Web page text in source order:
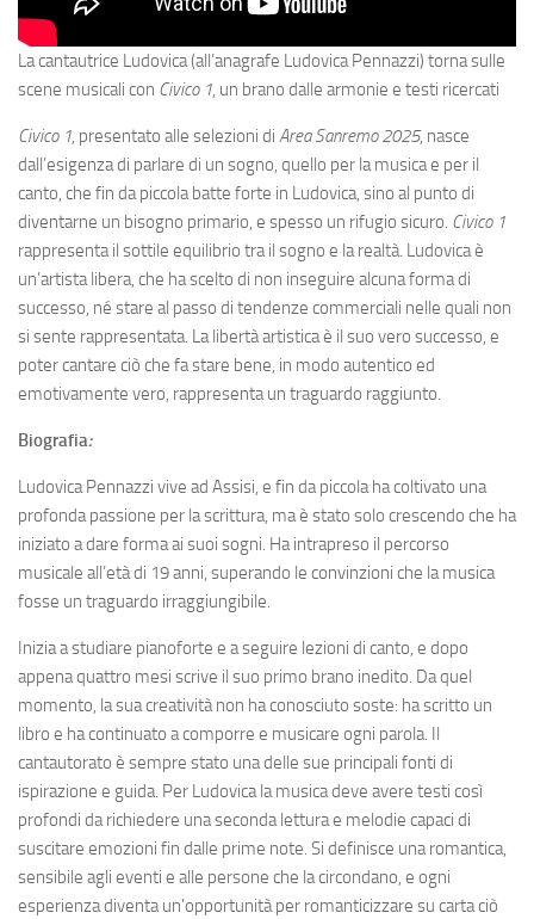
La cantautrice Ludovica (all’anagrafe Ludovica Pennazzi) torna sulle
scene musicali con Civico 1, un brano dalle armonie e testi ricercati
Civico 1, presentato alle selezioni di Area Sanremo 2025, nasce
dall’esigenza di parlare di un sogno, quello per la musica e per il
canto, che fin da piccola batte forte in Ludovica, sino al punto di
diventarne un bisogno primario, e spesso un rifugio sicuro. Civico 1
rappresenta il sottile equilibrio tra il sogno e la realtà. Ludovica è
un’artista libera, che ha scelto di non inseguire alcuna forma di
successo, né stare al passo di tendenze commerciali nelle quali non
si sente rappresentata. La libertà artistica è il suo vero successo, e
poter cantare ciò che fa stare bene, in modo autentico ed
emotivamente vero, rappresenta un traguardo raggiunto.
Biografia:
Ludovica Pennazzi vive ad Assisi, e fin da piccola ha coltivato una
profonda passione per la scrittura, ma è stato solo crescendo che ha
iniziato a dare forma ai suoi sogni. Ha intrapreso il percorso
musicale all’età di 19 anni, superando le convinzioni che la musica
fosse un traguardo irraggiungibile.
Inizia a studiare pianoforte e a seguire lezioni di canto, e dopo
appena quattro mesi scrive il suo primo brano inedito. Da quel
momento, la sua creatività non ha conosciuto soste: ha scritto un
libro e ha continuato a comporre e musicare ogni parola. Il
cantautorato è sempre stato una delle sue principali fonti di
ispirazione e guida. Per Ludovica la musica deve avere testi così
profondi da richiedere una seconda lettura e melodie capaci di
suscitare emozioni fin dalle prime note. Si definisce una romantica,
sensibile agli eventi e alle persone che la circondano, e ogni
esperienza diventa un’opportunità per romanticizzare su carta ciò